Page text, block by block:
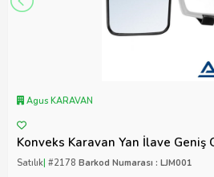
Agus KARAVAN
Konveks Karavan Yan İlave Geniş
Satılık| #2178 Barkod Numarası : LJM001